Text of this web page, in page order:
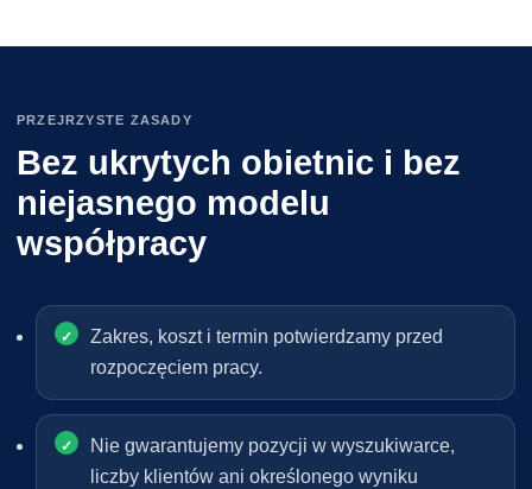
PRZEJRZYSTE ZASADY
Bez ukrytych obietnic i bez
niejasnego modelu
współpracy
Zakres, koszt i termin potwierdzamy przed
rozpoczęciem pracy.
Nie gwarantujemy pozycji w wyszukiwarce,
liczby klientów ani określonego wyniku